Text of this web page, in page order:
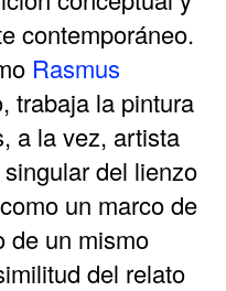
contemporáneo.
Rasmus
trabaja la pintura
a la vez, artista
del lienzo
un marco de
de un mismo
del relato